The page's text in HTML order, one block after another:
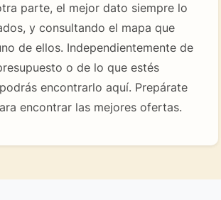
parte, el mejor dato siempre lo
y consultando el mapa que
de ellos. Independientemente de
o de lo que estés
encontrarlo aquí. Prepárate
encontrar las mejores ofertas.